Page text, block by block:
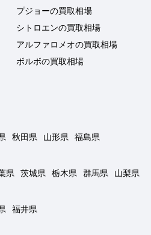
プジョーの買取相場
シトロエンの買取相場
アルファロメオの買取相場
ボルボの買取相場
秋田県 山形県
福島県
県 茨城県 栃木県 群馬県
山梨県
福井県